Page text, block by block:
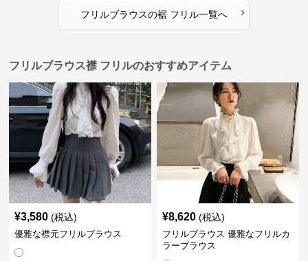
フリルブラウスの裾 フリル一覧へ ›
フリルブラウス襟 フリルのおすすめアイテム
¥3,580 (税込)
優雅な襟元フリルブラウス
¥8,620 (税込)
フリルブラウス 優雅なフリルカ
ラーブラウス